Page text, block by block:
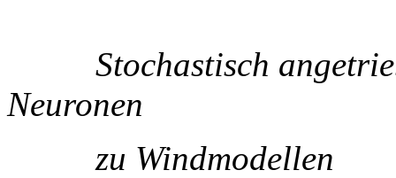
Stochastisch
Neuronen
zu Windmodellen